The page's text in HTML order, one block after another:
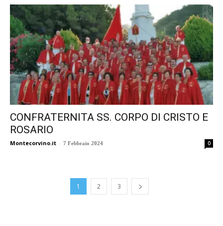
CONFRATERNITA SS. CORPO DI CRISTO E
ROSARIO
Montecorvino.it - 7 Febbraio 2024 0
1 2 3